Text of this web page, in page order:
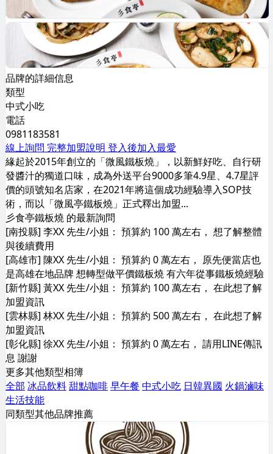
品牌的詳細信息
類型
中式小吃
電話
0981183581
線上詢問 完整加盟說明 登入後加入最愛
緣起於2015年創立的「微風鐵板燒」，以新鮮好吃、自行研
發醬汁的獨道口味，成為外送平台9000多筆4.9星、4.7星評
價的頭號知名店家，在2021年將這個成功經驗導入SOP技
術，而以「微風亭鐵板燒」正式釋出加盟...
彡食亭鐵板燒 的最新詢問
[南投縣] 李XX 先生/小姐： 預算約 100 萬左右， 想了解整體
與後續費用
[高雄市] 陳XX 先生/小姐： 預算約 0 萬左右， 原先便當店也
是高雄在地品牌 想轉型做平價鐵板燒 有六年從事鐵板燒經驗
[新竹縣] 黃XX 先生/小姐： 預算約 100 萬左右， 在此想了解
加盟資訊
[雲林縣] 林XX 先生/小姐： 預算約 500 萬左右， 在此想了解
加盟資訊
[彰化縣] 徐XX 先生/小姐： 預算約 0 萬左右， 請用LINE傳訊
息 謝謝
更多其他類型相簿
全部 冰品飲料甜點咖啡早午餐 中式小吃 日韓異國 火鍋滷味
生活技能
同類型其他品牌推薦